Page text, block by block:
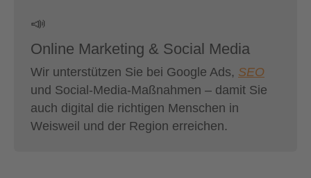
📣
Online Marketing & Social Media
Wir unterstützen Sie bei Google Ads, SEO
und Social-Media-Maßnahmen – damit Sie
auch digital die richtigen Menschen in
Weisweil und der Region erreichen.